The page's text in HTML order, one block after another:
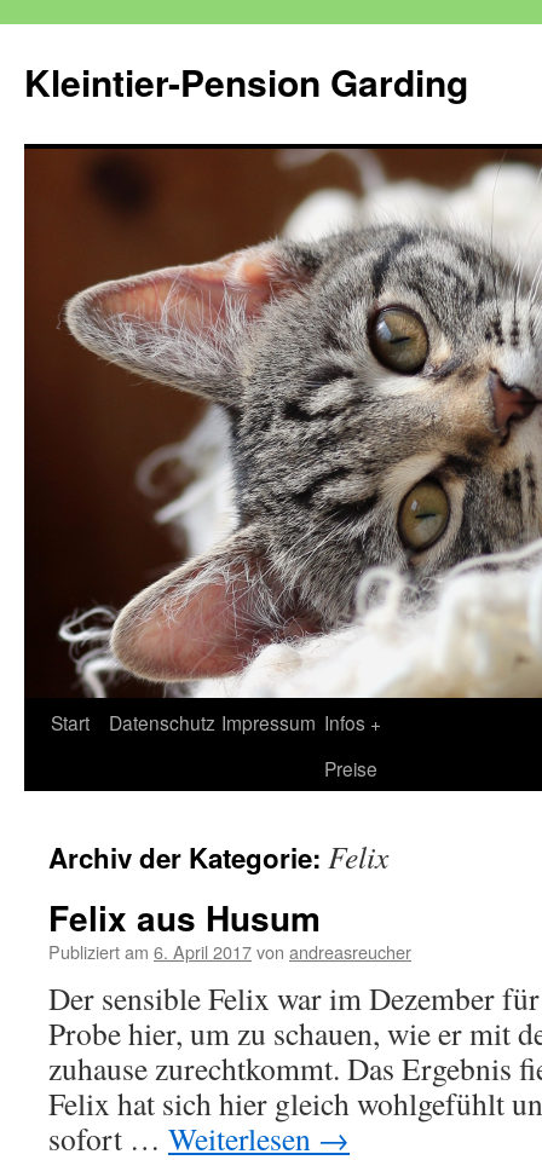
Kleintier-Pension Garding
Zum
Start Datenschutz Impressum Infos +
Preise
Archiv der Kategorie: Felix
Felix aus Husum
Publiziert am 6. April 2017von andreasreucher
Der sensible Felix war im Dezember
Probe hier, um zu schauen, wie er mit
zuhause zurechtkommt. Das Ergebnis
Felix hat sich hier gleich wohlgefühlt
sofort … Weiterlesen →